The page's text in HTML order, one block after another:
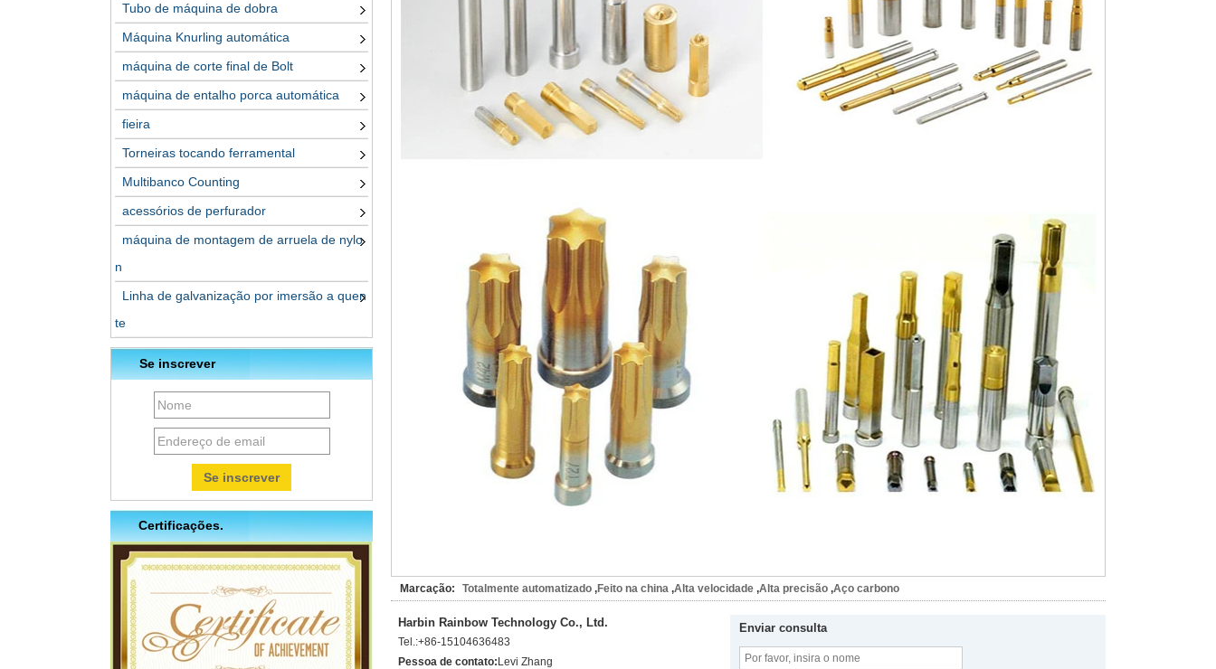
Tubo de máquina de dobra
Máquina Knurling automática
máquina de corte final de Bolt
máquina de entalho porca automática
fieira
Torneiras tocando ferramental
Multibanco Counting
acessórios de perfurador
máquina de montagem de arruela de nylo
n
Linha de galvanização por imersão a quen
te
Se inscrever
Certificações.
Marcação: Totalmente automatizado ,Feito na china ,Alta velocidade ,Alta precisão ,Aço carbono
Harbin Rainbow Technology Co., Ltd.
Tel.:+86-15104636483
Pessoa de contato: Levi Zhang
Enviar consulta